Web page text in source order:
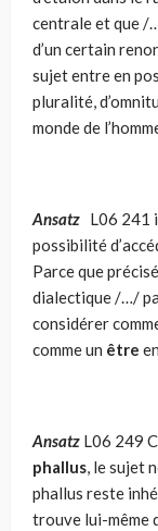
centrale et que /
d’un certain
sujet entre en
pluralité,
monde de
Ansatz L06 241
possibilité
Parce que
dialectique /…/
considérer
comme un être
Ansatz L06 249
phallus, le sujet
phallus reste
trouve lui-même